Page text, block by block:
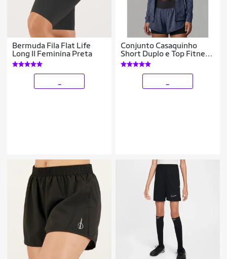
Bermuda Fila Flat Life
Long II Feminina Preta
Conjunto Casaquinho
Short Duplo e Top Fitness
Dry Treino